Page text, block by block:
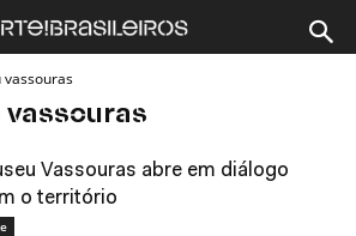
vassouras
vassouras
Vassouras abre em diálogo
o território